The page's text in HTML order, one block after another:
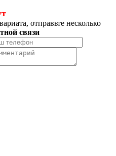
отправьте несколько
связи